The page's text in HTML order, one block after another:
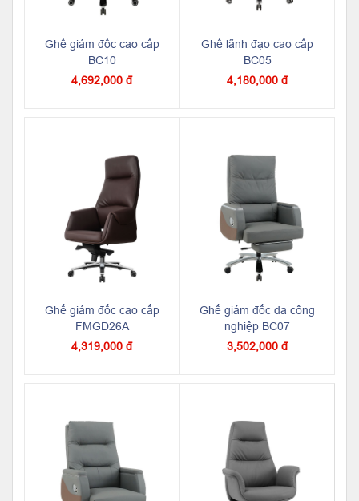
Ghế giám đốc cao cấp
BC10
4,692,000 đ
Ghế lãnh đạo cao cấp
BC05
4,180,000 đ
Ghế giám đốc cao cấp
FMGD26A
4,319,000 đ
Ghế giám đốc da công
nghiệp BC07
3,502,000 đ